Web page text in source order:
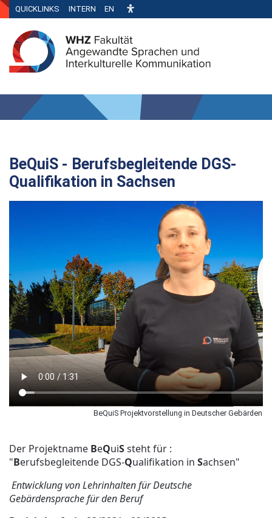
QUICKLINKS INTERN EN
BeQuiS - Berufsbegleitende DGS-
Qualifikation in Sachsen
BeQuiS Projektvorstellung in Deutscher
Der Projektname BeQuiSsteht für :
"Berufsbegleitende DGS-Qualifikation in Sachsen"
Entwicklung von Lehrinhalten für Deutsche
Gebärdensprache für den Beruf